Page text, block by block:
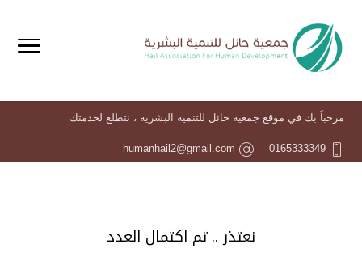
مرحباً بك في موقع جمعية حائل للتنمية البشرية ، نتطلع لخدمتك
0165333349
humanhail2@gmail.com
نعتذر .. تم اكتمال العدد